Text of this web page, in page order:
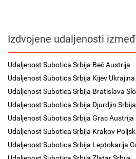
Izdvojene udaljenosti
Udaljenost Subotica Srbija Beč Austrija
Udaljenost Subotica Srbija Kijev Ukrajina
Udaljenost Subotica Srbija Bratislava
Udaljenost Subotica Srbija Djurdjin Srbija
Udaljenost Subotica Srbija Grac Austrija
Udaljenost Subotica Srbija Krakov
Udaljenost Subotica Srbija Leptokarija